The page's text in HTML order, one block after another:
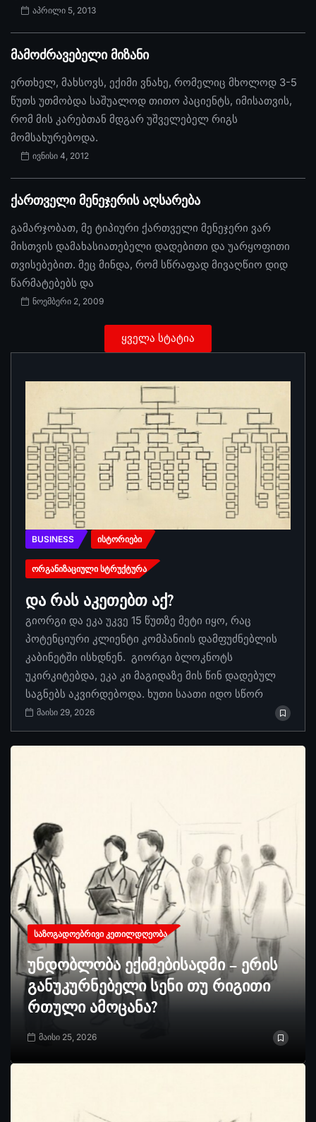
აპრილი 5, 2013
მამოძრავებელი მიზანი
ერთხელ, მახსოვს, ექიმი ვნახე, რომელიც მხოლოდ 3-5
წუთს უთმობდა საშუალოდ თითო პაციენტს, იმისათვის,
რომ მის კარებთან მდგარ უშველებელ რიგს
მომსახურებოდა.
ივნისი 4, 2012
ქართველი მენეჯერის აღსარება
გამარჯობათ, მე ტიპიური ქართველი მენეჯერი ვარ
მისთვის დამახასიათებელი დადებითი და უარყოფითი
თვისებებით. მეც მინდა, რომ სწრაფად მივაღწიო დიდ
წარმატებებს და
ნოემბერი 2, 2009
ყველა სტატია
BUSINESS ᲘᲡᲢᲝᲠᲘᲔᲑᲘ
ᲝᲠᲒᲐᲜᲘᲖᲐᲪᲘᲣᲚᲘ ᲡᲢᲠᲣᲥᲢᲣᲠᲐ
და რას აკეთებთ აქ?
გიორგი და ეკა უკვე 15 წუთზე მეტი იყო, რაც
პოტენციური კლიენტი კომპანიის დამფუძნებლის
კაბინეტში ისხდნენ. გიორგი ბლოკნოტს
უკირკიტებდა, ეკა კი მაგიდაზე მის წინ დადებულ
საგნებს აკვირდებოდა. ხუთი საათი იდო სწორ
მაისი 29, 2026
ᲡᲐᲖᲝᲒᲐᲓᲝᲔᲑᲠᲘᲕᲘ ᲙᲔᲗᲘᲚᲓᲦᲔᲝᲑᲐ
უნდობლობა ექიმებისადმი – ერის
განუკურნებელი სენი თუ რიგითი
რთული ამოცანა?
მაისი 25, 2026